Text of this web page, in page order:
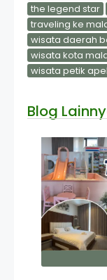
the legend star
traveling ke
wisata daerah
wisata kota
wisata petik apel
Blog